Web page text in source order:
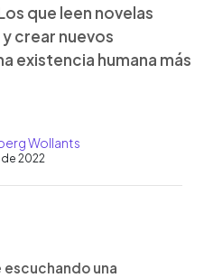
que leen novelas
crear nuevos
existencia humana más
Wollants
2022
escuchando una